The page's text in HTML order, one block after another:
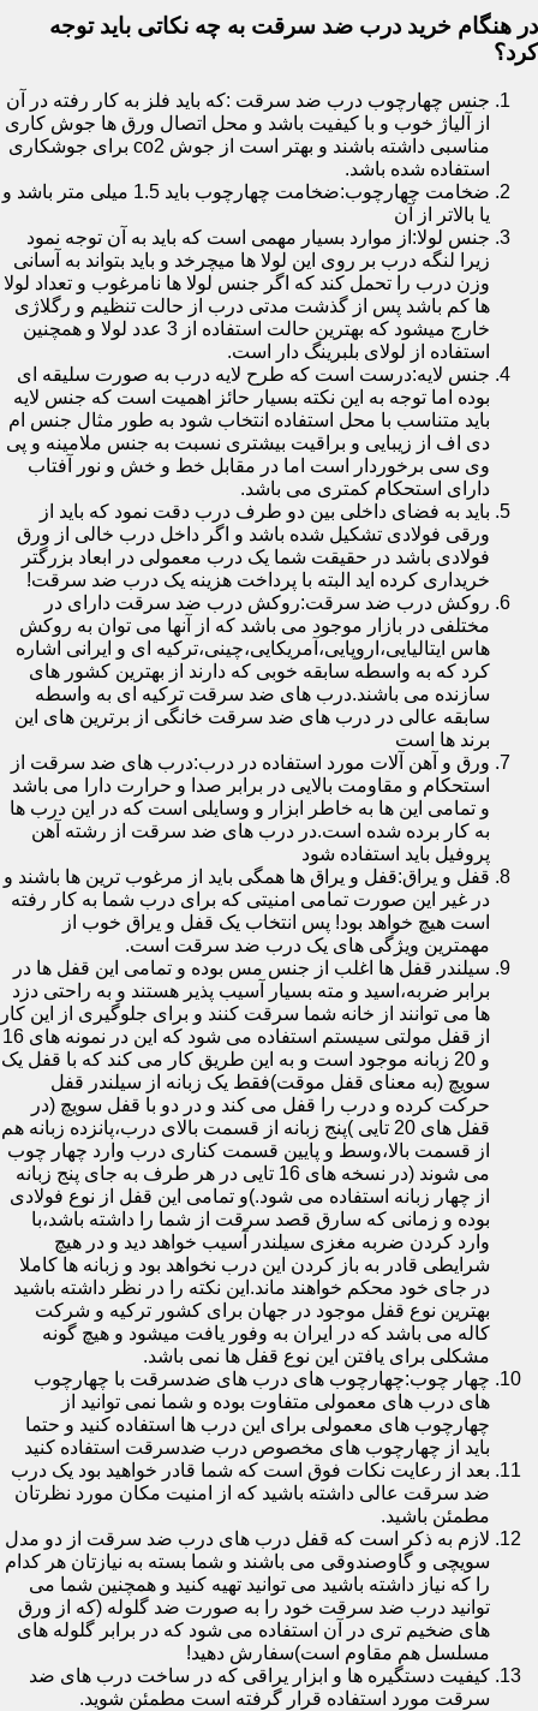
در هنگام خرید درب ضد سرقت به چه نکاتی باید توجه
کرد؟
جنس چهارچوب درب ضد سرقت :که باید فلز به کار رفته در آن
از آلیاژ خوب و با کیفیت باشد و محل اتصال ورق ها جوش کاری
مناسبی داشته باشند و بهتر است از جوش co2 برای جوشکاری
استفاده شده باشد.
ضخامت چهارچوب:ضخامت چهارچوب باید 1.5 میلی متر باشد و
یا بالاتر از آن
جنس لولا:از موارد بسیار مهمی است که باید به آن توجه نمود
زیرا لنگه درب بر روی این لولا ها میچرخد و باید بتواند به آسانی
وزن درب را تحمل کند که اگر جنس لولا ها نامرغوب و تعداد لولا
ها کم باشد پس از گذشت مدتی درب از حالت تنظیم و رگلاژی
خارج میشود که بهترین حالت استفاده از 3 عدد لولا و همچنین
استفاده از لولای بلبرینگ دار است.
جنس لایه:درست است که طرح لایه درب به صورت سلیقه ای
بوده اما توجه به این نکته بسیار حائز اهمیت است که جنس لایه
باید متناسب با محل استفاده انتخاب شود به طور مثال جنس ام
دی اف از زیبایی و براقیت بیشتری نسبت به جنس ملامینه و پی
وی سی برخوردار است اما در مقابل خط و خش و نور آفتاب
دارای استحکام کمتری می باشد.
باید به فضای داخلی بین دو طرف درب دقت نمود که باید از
ورقی فولادی تشکیل شده باشد و اگر داخل درب خالی از ورق
فولادی باشد در حقیقت شما یک درب معمولی در ابعاد بزرگتر
خریداری کرده اید البته با پرداخت هزینه یک درب ضد سرقت!
روکش درب ضد سرقت:روکش درب ضد سرقت دارای در
مختلفی در بازار موجود می باشد که از آنها می توان به روکش
هاس ایتالیایی،اروپایی،آمریکایی،چینی،ترکیه ای و ایرانی اشاره
کرد که به واسطه سابقه خوبی که دارند از بهترین کشور های
سازنده می باشند.درب های ضد سرقت ترکیه ای به واسطه
سابقه عالی در درب های ضد سرقت خانگی از برترین های این
برند ها است
ورق و آهن آلات مورد استفاده در درب:درب های ضد سرقت از
استحکام و مقاومت بالایی در برابر صدا و حرارت دارا می باشد
و تمامی این ها به خاطر ابزار و وسایلی است که در این درب ها
به کار برده شده است.در درب های ضد سرقت از رشته آهن
پروفیل باید استفاده شود
قفل و یراق:قفل و یراق ها همگی باید از مرغوب ترین ها باشند و
در غیر این صورت تمامی امنیتی که برای درب شما به کار رفته
است هیچ خواهد بود! پس انتخاب یک قفل و یراق خوب از
مهمترین ویژگی های یک درب ضد سرقت است.
سیلندر قفل ها اغلب از جنس مس بوده و تمامی این قفل ها در
برابر ضربه،اسید و مته بسیار آسیب پذیر هستند و به راحتی دزد
ها می توانند از خانه شما سرقت کنند و برای جلوگیری از این کار
از قفل مولتی سیستم استفاده می شود که این در نمونه های 16
و 20 زبانه موجود است و به این طریق کار می کند که با قفل یک
سویچ (به معنای قفل موقت)فقط یک زبانه از سیلندر قفل
حرکت کرده و درب را قفل می کند و در دو با قفل سویچ (در
قفل های 20 تایی )پنج زبانه از قسمت بالای درب،پانزده زبانه هم
از قسمت بالا،وسط و پایین قسمت کناری درب وارد چهار چوب
می شوند (در نسخه های 16 تایی در هر طرف به جای پنج زبانه
از چهار زبانه استفاده می شود.)و تمامی این قفل از نوع فولادی
بوده و زمانی که سارق قصد سرقت از شما را داشته باشد،با
وارد کردن ضربه مغزی سیلندر آسیب خواهد دید و در هیچ
شرایطی قادر به باز کردن این درب نخواهد بود و زبانه ها کاملا
در جای خود محکم خواهند ماند.این نکته را در نظر داشته باشید
بهترین نوع قفل موجود در جهان برای کشور ترکیه و شرکت
کاله می باشد که در ایران به وفور یافت میشود و هیچ گونه
مشکلی برای یافتن این نوع قفل ها نمی باشد.
چهار چوب:چهارچوب های درب های ضدسرقت با چهارچوب
های درب های معمولی متفاوت بوده و شما نمی توانید از
چهارچوب های معمولی برای این درب ها استفاده کنید و حتما
باید از چهارچوب های مخصوص درب ضدسرقت استفاده کنید
بعد از رعایت نکات فوق است که شما قادر خواهید بود یک درب
ضد سرقت عالی داشته باشید که از امنیت مکان مورد نظرتان
مطمئن باشید.
لازم به ذکر است که قفل درب های درب ضد سرقت از دو مدل
سویچی و گاوصندوقی می باشند و شما بسته به نیازتان هر کدام
را که نیاز داشته باشید می توانید تهیه کنید و همچنین شما می
توانید درب ضد سرقت خود را به صورت ضد گلوله (که از ورق
های ضخیم تری در آن استفاده می شود که در برابر گلوله های
مسلسل هم مقاوم است)سفارش دهید!
کیفیت دستگیره ها و ابزار یراقی که در ساخت درب های ضد
سرقت مورد استفاده قرار گرفته است مطمئن شوید.